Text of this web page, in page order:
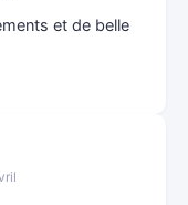
et de belle